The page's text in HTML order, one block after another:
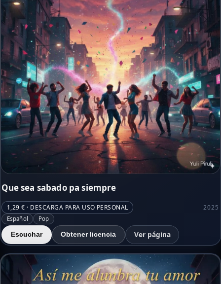
Que sea sabado pa siempre
1,29 € · DESCARGA PARA USO PERSONAL 2025
Español Pop
Escuchar Obtener licencia Ver página